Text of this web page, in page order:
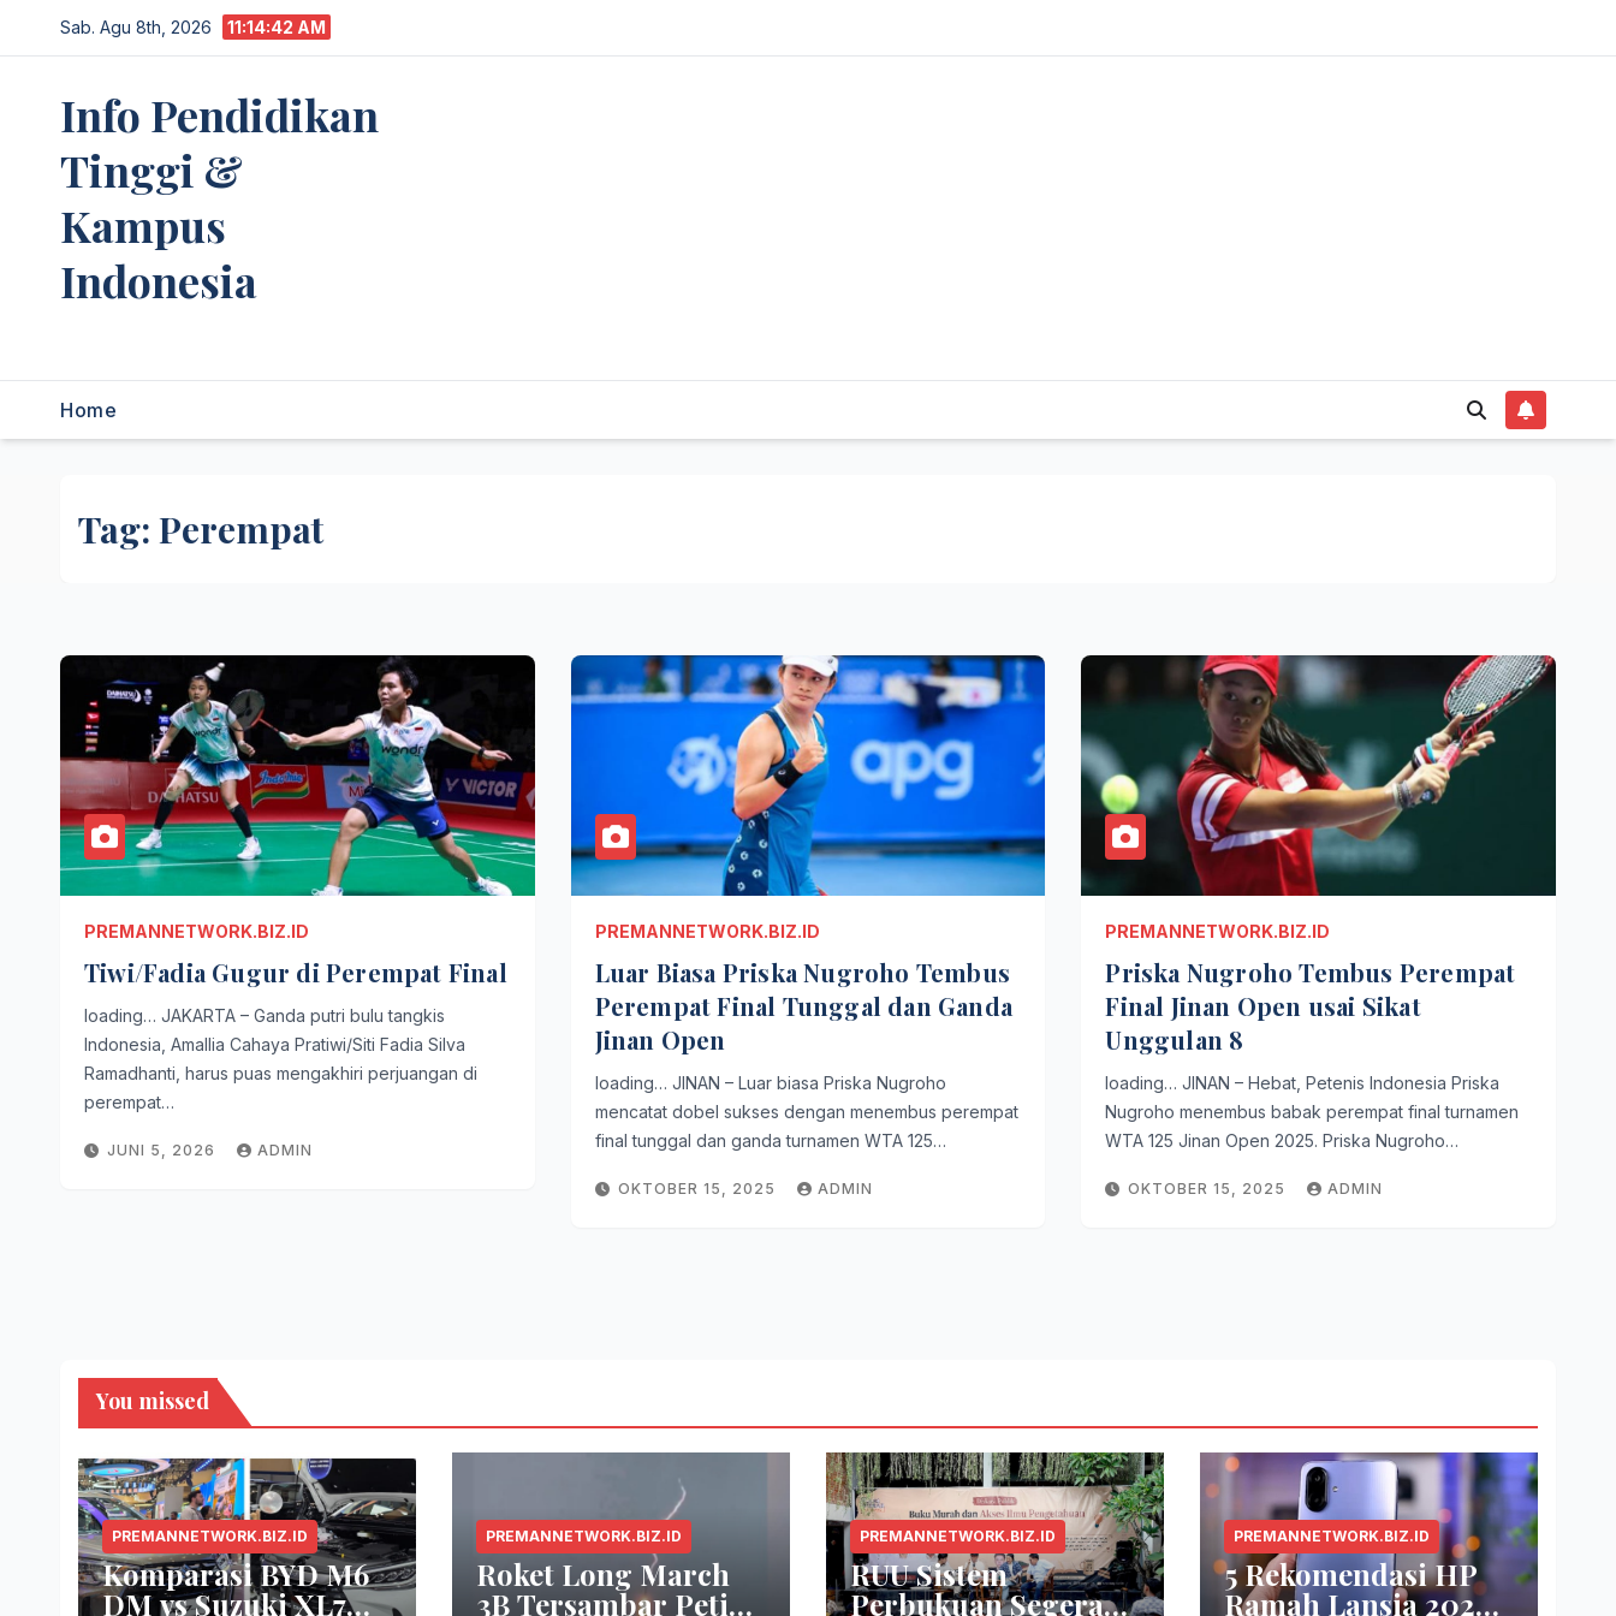
to
Sab. Agu 8th, 2026 11:14:42 AM
Info Pendidikan
Tinggi &
Kampus
Indonesia
Home
Tag: Perempat
PREMANNETWORK.BIZ.ID
Tiwi/Fadia Gugur di Perempat Final
loading… JAKARTA – Ganda putri bulu tangkis
Indonesia, Amallia Cahaya Pratiwi/Siti Fadia Silva
Ramadhanti, harus puas mengakhiri perjuangan di
perempat…
JUNI 5, 2026 ADMIN
PREMANNETWORK.BIZ.ID
Luar Biasa Priska Nugroho Tembus
Perempat Final Tunggal dan Ganda
Jinan Open
loading… JINAN – Luar biasa Priska Nugroho
mencatat dobel sukses dengan menembus perempat
final tunggal dan ganda turnamen WTA 125…
OKTOBER 15, 2025 ADMIN
PREMANNETWORK.BIZ.ID
Priska Nugroho Tembus Perempat
Final Jinan Open usai Sikat
Unggulan 8
loading… JINAN – Hebat, Petenis Indonesia Priska
Nugroho menembus babak perempat final turnamen
WTA 125 Jinan Open 2025. Priska Nugroho…
OKTOBER 15, 2025 ADMIN
You missed
PREMANNETWORK.BIZ.ID
Komparasi BYD M6
DM vs Suzuki XL7
PREMANNETWORK.BIZ.ID
Roket Long March
3B Tersambar Petir
PREMANNETWORK.BIZ.ID
RUU Sistem
Perbukuan Segera
PREMANNETWORK.BIZ.ID
5 Rekomendasi HP
Ramah Lansia 2026